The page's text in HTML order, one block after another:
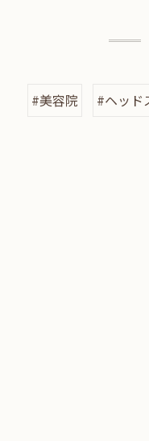
#美容院 #ヘッド